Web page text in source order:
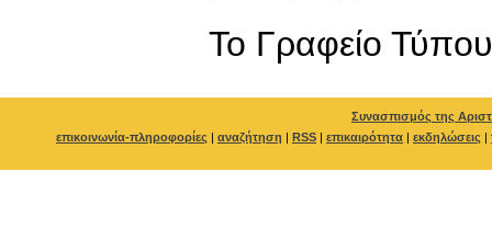
To Γραφείο Τύπου
Συνασπισμός της
επικοινωνία-πληροφορίες | αναζήτηση | RSS | επικαιρότητα | εκδηλώσεις |